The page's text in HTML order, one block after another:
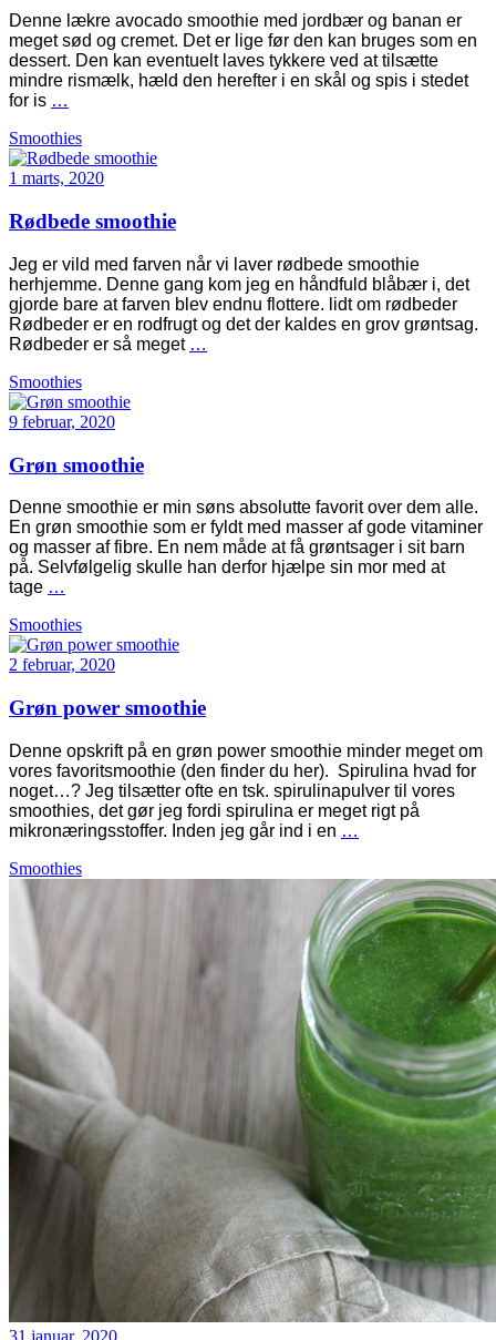
Denne lækre avocado smoothie med jordbær og banan er
meget sød og cremet. Det er lige før den kan bruges som en
dessert. Den kan eventuelt laves tykkere ved at tilsætte
mindre rismælk, hæld den herefter i en skål og spis i stedet
for is …
Smoothies
1 marts, 2020
Rødbede smoothie
Jeg er vild med farven når vi laver rødbede smoothie
herhjemme. Denne gang kom jeg en håndfuld blåbær i, det
gjorde bare at farven blev endnu flottere. lidt om rødbeder
Rødbeder er en rodfrugt og det der kaldes en grov grøntsag.
Rødbeder er så meget …
Smoothies
9 februar, 2020
Grøn smoothie
Denne smoothie er min søns absolutte favorit over dem alle.
En grøn smoothie som er fyldt med masser af gode vitaminer
og masser af fibre. En nem måde at få grøntsager i sit barn
på. Selvfølgelig skulle han derfor hjælpe sin mor med at
tage …
Smoothies
2 februar, 2020
Grøn power smoothie
Denne opskrift på en grøn power smoothie minder meget om
vores favoritsmoothie (den finder du her). Spirulina hvad for
noget…? Jeg tilsætter ofte en tsk. spirulinapulver til vores
smoothies, det gør jeg fordi spirulina er meget rigt på
mikronæringsstoffer. Inden jeg går ind i en …
Smoothies
31 januar, 2020